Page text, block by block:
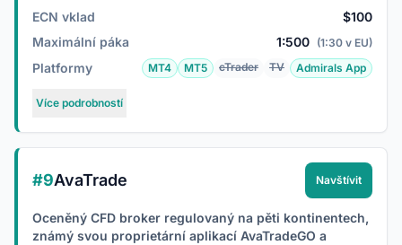
ECN vklad
$100
Maximální páka
1:500 (1:30 v EU)
Platformy MT4 MT5 cTrader TV Admirals App
Více podrobností
#9AvaTrade Navštívit
Oceněný CFD broker regulovaný na pěti kontinentech,
známý svou proprietární aplikací AvaTradeGO a